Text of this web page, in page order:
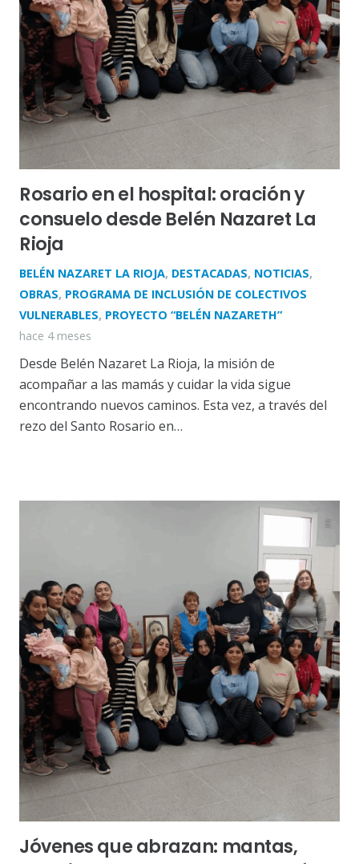
Rosario en el hospital: oración y
consuelo desde Belén Nazaret La
Rioja
BELÉN NAZARET LA RIOJA, DESTACADAS, NOTICIAS,
OBRAS, PROGRAMA DE INCLUSIÓN DE COLECTIVOS
VULNERABLES, PROYECTO “BELÉN NAZARETH”
hace 4 meses
Desde Belén Nazaret La Rioja, la misión de
acompañar a las mamás y cuidar la vida sigue
encontrando nuevos caminos. Esta vez, a través del
rezo del Santo Rosario en…
Jóvenes que abrazan: mantas,